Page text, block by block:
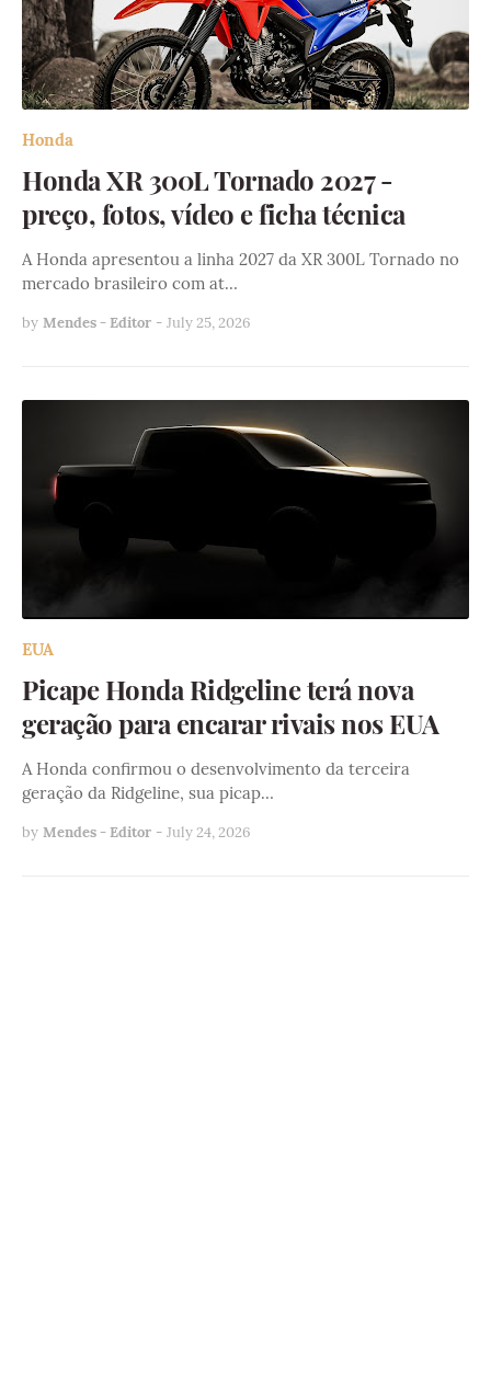
Honda
Honda XR 300L Tornado 2027 -
preço, fotos, vídeo e ficha técnica
A Honda apresentou a linha 2027 da XR 300L Tornado no
mercado brasileiro com at…
by Mendes - Editor - July 25, 2026
EUA
Picape Honda Ridgeline terá nova
geração para encarar rivais nos EUA
A Honda confirmou o desenvolvimento da terceira
geração da Ridgeline, sua picap…
by Mendes - Editor - July 24, 2026